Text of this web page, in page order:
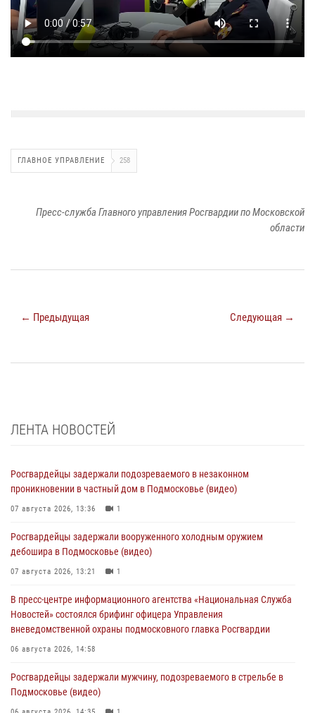
ГЛАВНОЕ УПРАВЛЕНИЕ 258
Пресс-служба Главного управления Росгвардии по Московской
области
← Предыдущая Следующая →
ЛЕНТА НОВОСТЕЙ
Росгвардейцы задержали подозреваемого в незаконном
проникновении в частный дом в Подмосковье (видео)
07 августа 2026, 13:36 1
Росгвардейцы задержали вооруженного холодным оружием
дебошира в Подмосковье (видео)
07 августа 2026, 13:21 1
В пресс-центре информационного агентства «Национальная Служба
Новостей» состоялся брифинг офицера Управления
вневедомственной охраны подмосковного главка Росгвардии
06 августа 2026, 14:58
Росгвардейцы задержали мужчину, подозреваемого в стрельбе в
Подмосковье (видео)